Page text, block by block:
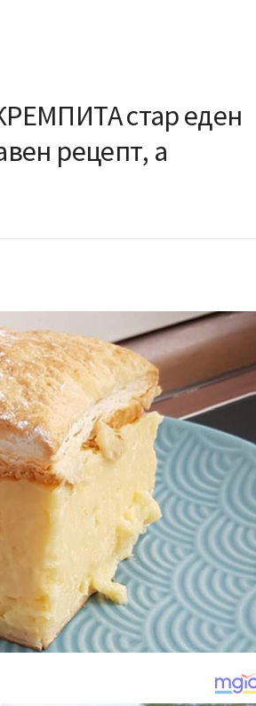
стар еден
рецепт, а